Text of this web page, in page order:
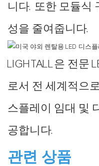
니다. 또한 모듈식
성을 줄여줍니다.
LIGHTALL은 전문
로서 전 세계적으
스플레이 임대 및
공합니다.
관련 상품